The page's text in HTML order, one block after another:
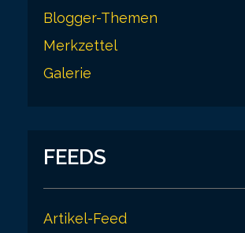
Blogger-Themen
Merkzettel
Galerie
FEEDS
Artikel-Feed